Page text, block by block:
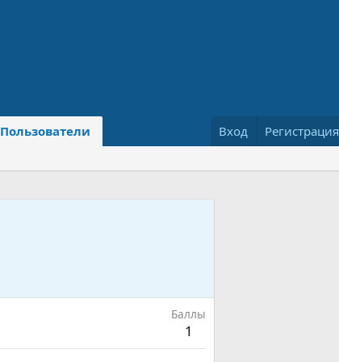
Пользователи Вход Регистрация
Баллы
1